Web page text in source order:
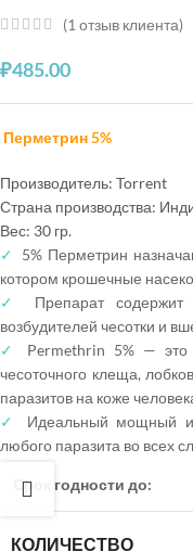
(1отзыв клиента)
₽485.00
Перметрин 5%
Производитель: Torrent
Страна производства:
Вес: 30 гр.
✓
5% Перметрин
котором крошечные
✓
Препарат содержит
возбудителей чесотки и
✓
Permethrin 5% — это
чесоточного клеща,
паразитов на коже
✓
Идеальный мощный
любого паразита во всех
Срок годности до:
КОЛИЧЕСТВО